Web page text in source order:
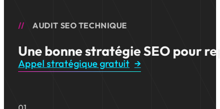
AUDIT SEO TECHNIQUE
Une bonne stratégie SEO pour
Appel stratégique gratuit